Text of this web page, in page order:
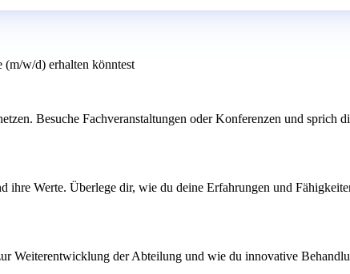
(m/w/d) erhalten könntest
Besuche Fachveranstaltungen oder Konferenzen und sprich
Werte. Überlege dir, wie du deine Erfahrungen und
Weiterentwicklung der Abteilung und wie du innovative